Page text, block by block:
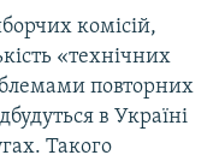
комісій,
«технічних
повторних
в Україні
Такого